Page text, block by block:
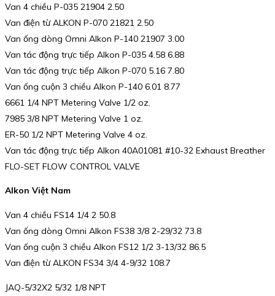
Van 4 chiều P-035 21904 2.50
Van điện từ ALKON P-070 21821 2.50
Van ống dòng Omni Alkon P-140 21907 3.00
Van tác động trực tiếp Alkon P-035 4.58 6.88
Van tác động trực tiếp Alkon P-070 5.16 7.80
Van ống cuộn 3 chiều Alkon P-140 6.01 8.77
6661 1/4 NPT Metering Valve 1/2 oz.
7985 3/8 NPT Metering Valve 1 oz.
ER-50 1/2 NPT Metering Valve 4 oz.
Van tác động trực tiếp Alkon 40A01081 #10-32 Exhaust Breather
FLO-SET FLOW CONTROL VALVE
Alkon Việt Nam
Van 4 chiều FS14 1/4 2 50.8
Van ống dòng Omni Alkon FS38 3/8 2-29/32 73.8
Van ống cuộn 3 chiều Alkon FS12 1/2 3-13/32 86.5
Van điện từ ALKON FS34 3/4 4-9/32 108.7
JAQ-5/32X2 5/32 1/8 NPT